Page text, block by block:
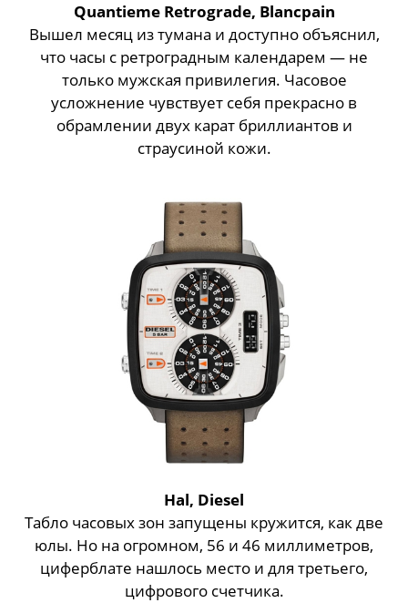
Quantieme Retrograde, Blancpain
Вышел месяц из тумана и доступно объяснил,
что часы с ретроградным календарем — не
только мужская привилегия. Часовое
усложнение чувствует себя прекрасно в
обрамлении двух карат бриллиантов и
страусиной кожи.
Hal, Diesel
Табло часовых зон запущены кружится, как две
юлы. Но на огромном, 56 и 46 миллиметров,
циферблате нашлось место и для третьего,
цифрового счетчика.